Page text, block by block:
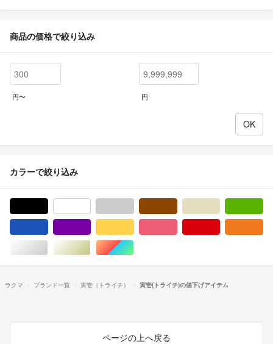
商品の価格で絞り込み
円〜 円
カラーで絞り込み
シルバー/銀色系ゴールド/金色系マルチカラー
ラクマ ブランド一覧 寅壱（トライチ） 寅壱(トライチ)の値下げアイテム
ページの上へ戻る